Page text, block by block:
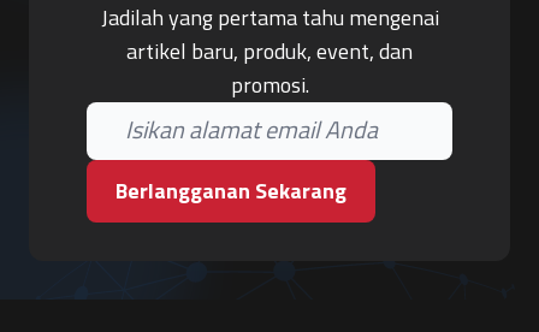
Jadilah yang pertama tahu mengenai
artikel baru, produk, event, dan
promosi.
Berlangganan Sekarang